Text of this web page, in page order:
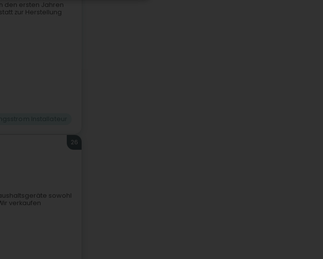
den ersten Jahren
zur Herstellung
26
sowohl
verkaufen